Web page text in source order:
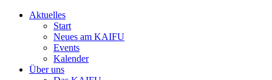
Aktuelles
Start
Neues am KAIFU
Events
Kalender
Über uns